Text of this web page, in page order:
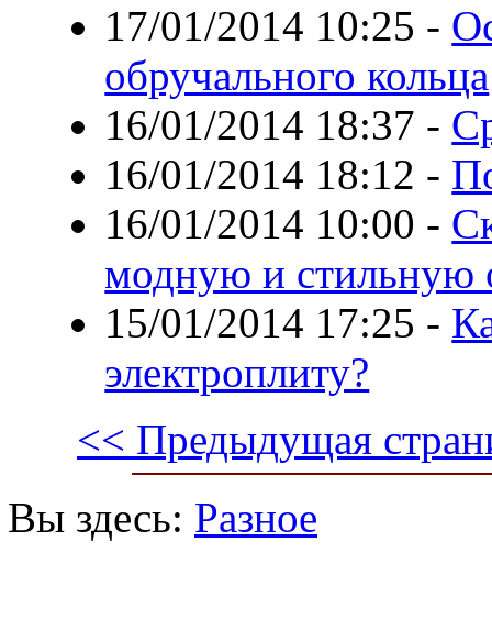
17/01/2014 10:25 -
обручального кольца
16/01/2014 18:37 -
16/01/2014 18:12 -
16/01/2014 10:00 -
модную и стильную
15/01/2014 17:25 -
электроплиту?
<< Предыдущая
Вы здесь: Разное